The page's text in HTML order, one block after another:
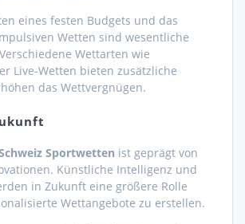
eines festen Budgets und das
Wetten sind wesentliche
Wettarten wie
Live-Wetten bieten zusätzliche
das Wettvergnügen.
Sportwetten ist geprägt von
Künstliche Intelligenz und
in Zukunft eine größere Rolle
Wettangebote zu erstellen.